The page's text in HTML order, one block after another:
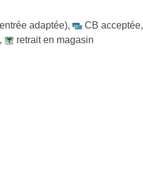
adaptée), CB acceptée,
,
retrait en magasin